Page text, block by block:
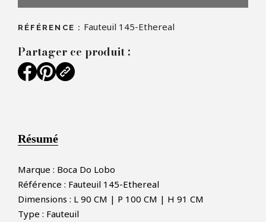
RÉFÉRENCE : Fauteuil 145-Ethereal
Partager ce produit :
Résumé
Marque : Boca Do Lobo
Référence : Fauteuil 145-Ethereal
Dimensions : L 90 CM | P 100 CM | H 91 CM
Type : Fauteuil